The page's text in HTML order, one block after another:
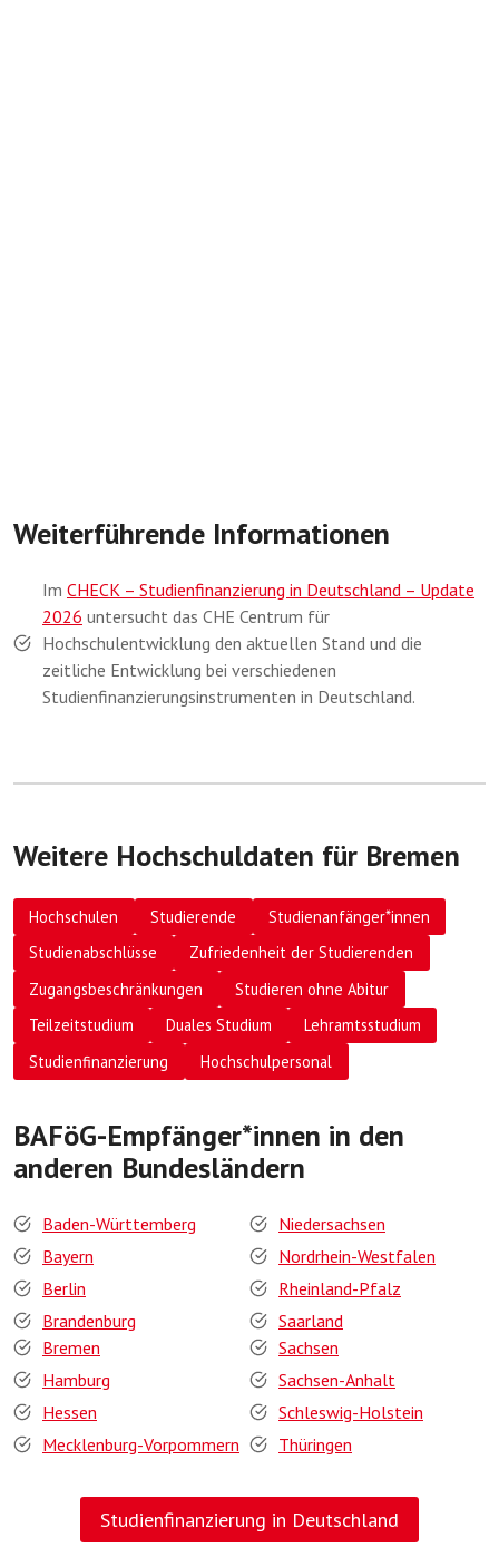
Weiterführende Informationen
Im CHECK – Studienfinanzierung in Deutschland – Update
2026 untersucht das CHE Centrum für
Hochschulentwicklung den aktuellen Stand und die
zeitliche Entwicklung bei verschiedenen
Studienfinanzierungsinstrumenten in Deutschland.
Weitere Hochschuldaten für Bremen
Hochschulen Studierende
Studienanfänger*innen
Studienabschlüsse
Zufriedenheit der Studierenden
Zugangsbeschränkungen
Studieren ohne Abitur
Teilzeitstudium
Duales Studium
Lehramtsstudium
Studienfinanzierung
Hochschulpersonal
BAFöG-Empfänger*innen in den
anderen Bundesländern
Baden-Württemberg
Bayern
Berlin
Brandenburg
Bremen
Hamburg
Hessen
Mecklenburg-Vorpommern
Niedersachsen
Nordrhein-Westfalen
Rheinland-Pfalz
Saarland
Sachsen
Sachsen-Anhalt
Schleswig-Holstein
Thüringen
Studienfinanzierung in Deutschland